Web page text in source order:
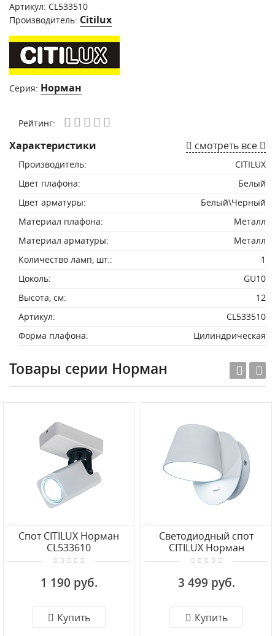
Артикул: CL533510
Производитель: Citilux
Серия: Норман
Рейтинг:
Характеристики смотреть все
Производитель:
CITILUX
Цвет плафона:
Белый
Цвет арматуры:
Белый\Черный
Материал плафона:
Металл
Материал арматуры:
Металл
Количество ламп, шт.:
1
Цоколь:
GU10
Высота, см:
12
Артикул:
CL533510
Форма плафона:
Цилиндрическая
Товары серии Норман
Спот CITILUX Норман
CL533610
1 190 руб.
Купить
Светодиодный спот
CITILUX Норман
CL533310N
3 499 руб.
Купить